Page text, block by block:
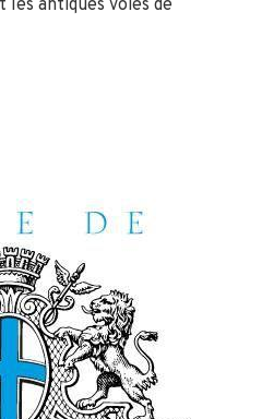
les antiques voies de